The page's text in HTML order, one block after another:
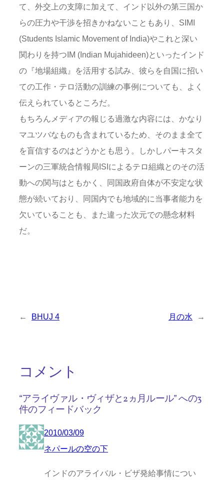
て、外交上の支障に加えて、インド以外の第三国か
らの圧力や干渉を招きかねないこともあり、SIMI
(Students Islamic Movement of India)やこれと深い
関わりを持つIM (Indian Mujahideen)といったインド
の『地場組織』を活用する試み、彼らを自国に招い
ての工作・テロ活動の訓練の事例についても、よく
伝えられているところだ。
もちろんメディアの報じる過激な内容には、かなり
マユツバなものも含まれているため、そのまま全て
を盲信するのはどうかとも思う。しかしパーキスタ
ーンの三軍統合情報局ISIによるテロ組織とのその活
動への関与はともかく、同国政府自体が不安定な状
態が続いており、同国内でも地域的に当事者能力を
欠いていることも、また違った次元での懸念材料
だ。
← BHUJ 4 月の水 →
コメント
“アライヴァル・ヴィザと2ヵ月ルール” への3
件のフィードバック
2010/03/09
ネパールの空の下
インドのアライバル・ビザ発給事情につい